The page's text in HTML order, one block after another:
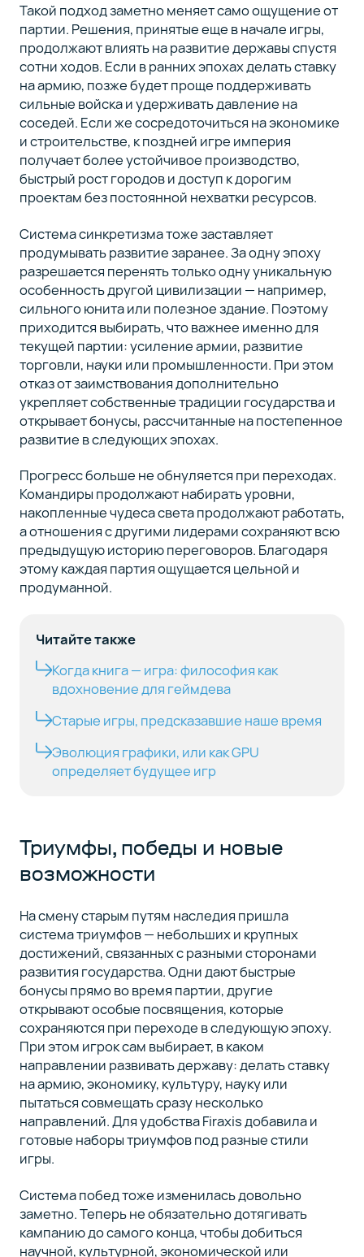
Такой подход заметно меняет само ощущение от
партии. Решения, принятые еще в начале игры,
продолжают влиять на развитие державы спустя
сотни ходов. Если в ранних эпохах делать ставку
на армию, позже будет проще поддерживать
сильные войска и удерживать давление на
соседей. Если же сосредоточиться на экономике
и строительстве, к поздней игре империя
получает более устойчивое производство,
быстрый рост городов и доступ к дорогим
проектам без постоянной нехватки ресурсов.
Система синкретизма тоже заставляет
продумывать развитие заранее. За одну эпоху
разрешается перенять только одну уникальную
особенность другой цивилизации — например,
сильного юнита или полезное здание. Поэтому
приходится выбирать, что важнее именно для
текущей партии: усиление армии, развитие
торговли, науки или промышленности. При этом
отказ от заимствования дополнительно
укрепляет собственные традиции государства и
открывает бонусы, рассчитанные на постепенное
развитие в следующих эпохах.
Прогресс больше не обнуляется при переходах.
Командиры продолжают набирать уровни,
накопленные чудеса света продолжают работать,
а отношения с другими лидерами сохраняют всю
предыдущую историю переговоров. Благодаря
этому каждая партия ощущается цельной и
продуманной.
Читайте также
Когда книга — игра: философия как
вдохновение для геймдева
Старые игры, предсказавшие наше время
Эволюция графики, или как GPU
определяет будущее игр
Триумфы, победы и новые
возможности
На смену старым путям наследия пришла
система триумфов — небольших и крупных
достижений, связанных с разными сторонами
развития государства. Одни дают быстрые
бонусы прямо во время партии, другие
открывают особые посвящения, которые
сохраняются при переходе в следующую эпоху.
При этом игрок сам выбирает, в каком
направлении развивать державу: делать ставку
на армию, экономику, культуру, науку или
пытаться совмещать сразу несколько
направлений. Для удобства Firaxis добавила и
готовые наборы триумфов под разные стили
игры.
Система побед тоже изменилась довольно
заметно. Теперь не обязательно дотягивать
кампанию до самого конца, чтобы добиться
научной, культурной, экономической или